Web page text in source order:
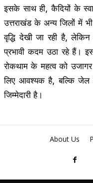
इसके साथ ही, कैदियों के
उत्तराखंड के अन्य जिलों में
वृद्धि देखी जा रही है,
प्रभावी कदम उठा रहे हैं।
रोकथाम के महत्व को
लिए आवश्यक है, बल्कि जेल
जिम्मेदारी है।
About Us